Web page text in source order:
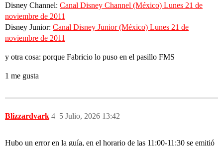
Disney Channel: Canal Disney Channel (México) Lunes 21 de
noviembre de 2011
Disney Junior: Canal Disney Junior (México) Lunes 21 de
noviembre de 2011
y otra cosa: porque Fabricio lo puso en el pasillo FMS
1 me gusta
Blizzardvark 5 Julio, 2026 13:42
4
Hubo un error en la guía, en el horario de las 11:00-11:30 se emitió